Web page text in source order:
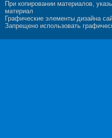
При копировании материалов,
материал
Графические элементы дизайна
Запрещено использовать